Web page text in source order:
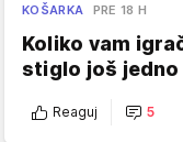
KOŠARKA PRE 18 H
Koliko vam
stiglo još
Reaguj 5